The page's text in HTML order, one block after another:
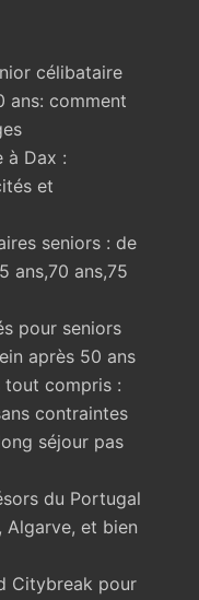
célibataire
ans: comment
à Dax :
et
seniors : de
ans,70 ans,75
pour seniors
après 50 ans
tout compris :
contraintes
séjour pas
du Portugal
Algarve, et bien
Citybreak pour